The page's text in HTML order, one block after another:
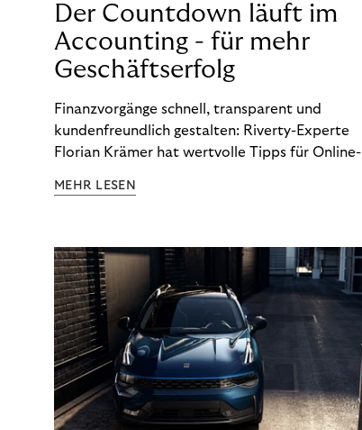
Der Countdown läuft im
Accounting - für mehr
Geschäftserfolg
Finanzvorgänge schnell, transparent und
kundenfreundlich gestalten: Riverty-Experte
Florian Krämer hat wertvolle Tipps für Online-
möchten.
MEHR LESEN